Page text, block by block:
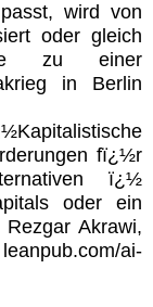
wird von
oder gleich
zu einer
in Berlin
fï¿½r
ï¿½
oder ein
Akrawi,
ai-